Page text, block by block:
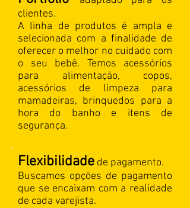
clientes.
A linha de produtos é ampla e
selecionada com a finalidade de
oferecer o melhor no cuidado com
o seu bebê. Temos acessórios
para alimentação, copos,
acessórios de limpeza para
mamadeiras, brinquedos para a
hora do banho e itens de
segurança.
Flexibilidade de pagamento.
Buscamos opções de pagamento
que se encaixam com a realidade
de cada varejista.